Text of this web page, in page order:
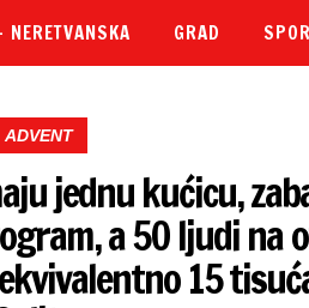
NERETVANSKA GRAD
ADVENT
jednu kućicu,
a 50 ljudi na
15